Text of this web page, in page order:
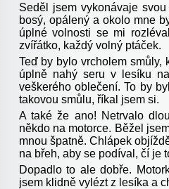
Seděl jsem vykonávaje
bosý, opálený a okolo mne
úplné volnosti se mi
zvířátko, každý volný ptáček.
Teď by bylo vrcholem smůly,
úplně nahý seru v lesíku
veškerého oblečení. To by
takovou smůlu, říkal jsem si.
A také že ano! Netrvalo
někdo na motorce. Běžel
mnou špatně. Chlápek
na břeh, aby se podíval, čí je
Dopadlo to ale dobře.
jsem klidně vylézt z lesíka a